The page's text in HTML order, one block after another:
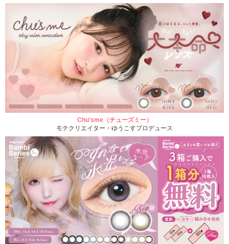
Chu'sme（チューズミー）
モテクリエイター・ゆうこすプロデュース